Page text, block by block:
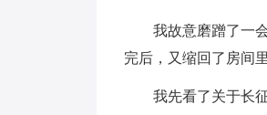
我故意磨蹭了一会
完后，又缩回了房间
我先看了关于长征